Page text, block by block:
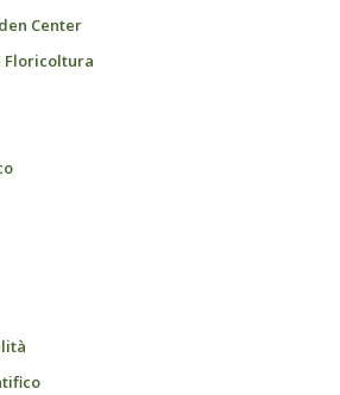
Center
Floricoltura